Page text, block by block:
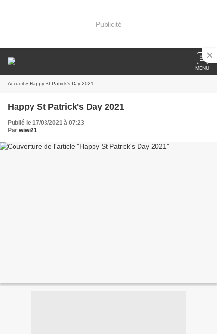
Publicité
MENU
Accueil » Happy St Patrick's Day 2021
Happy St Patrick's Day 2021
Publié le 17/03/2021 à 07:23
Par wiwi21